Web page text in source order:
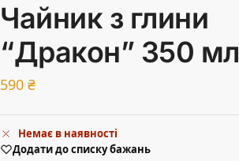
Чайник з глини
“Дракон” 350 мл
590₴
Немає в наявності
Додати до списку бажань